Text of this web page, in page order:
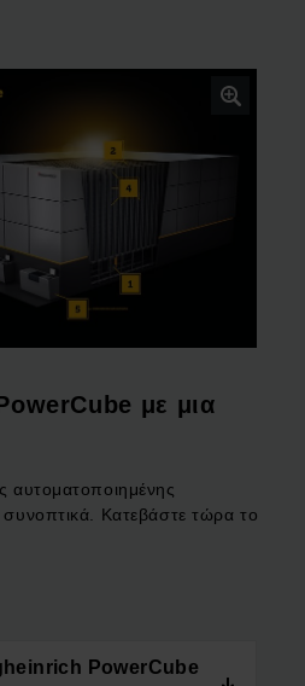
με μια
αυτοματοποιημένης
Κατεβάστε τώρα το
PowerCube